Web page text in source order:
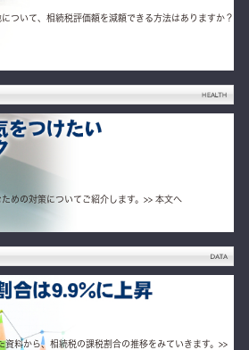
ついて、相続税評価額を減額できる方法はありますか？
めの対策についてご紹介します。 >> 本文へ
料から、相続税の課税割合の推移をみていきます。 >>